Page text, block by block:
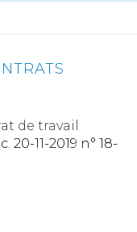
de travail
11-2019 n° 18-